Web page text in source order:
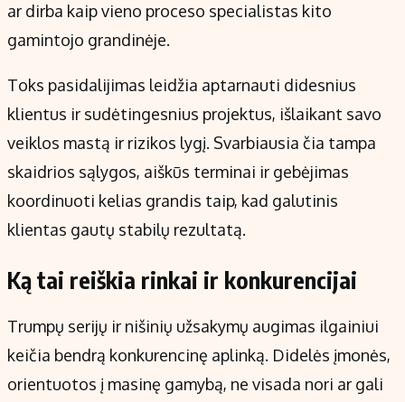
ar dirba kaip vieno proceso specialistas kito
gamintojo grandinėje.
Toks pasidalijimas leidžia aptarnauti didesnius
klientus ir sudėtingesnius projektus, išlaikant savo
veiklos mastą ir rizikos lygį. Svarbiausia čia tampa
skaidrios sąlygos, aiškūs terminai ir gebėjimas
koordinuoti kelias grandis taip, kad galutinis
klientas gautų stabilų rezultatą.
Ką tai reiškia rinkai ir konkurencijai
Trumpų serijų ir nišinių užsakymų augimas ilgainiui
keičia bendrą konkurencinę aplinką. Didelės įmonės,
orientuotos į masinę gamybą, ne visada nori ar gali